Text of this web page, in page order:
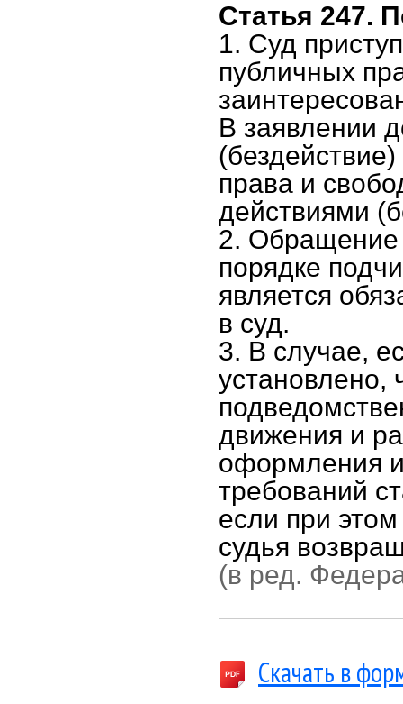
Статья 247.
1. Суд
публичных
В заявлении
права и
действиями
2. Обращение
порядке
является
в суд.
3. В случае,
установлено,
движения и
оформления
требований
если при
судья
(в ред.
Скачать в